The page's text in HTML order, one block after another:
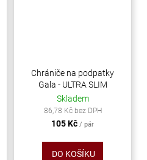
Chrániče na podpatky
Gala - ULTRA SLIM
Skladem
86,78 Kč bez DPH
105 Kč / pár
DO KOŠÍKU